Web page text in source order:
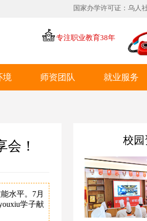
国家办学许可证：乌人
专注职业教育38年
境 师资团队 就业服务
！
水平。7月
学子献
校园